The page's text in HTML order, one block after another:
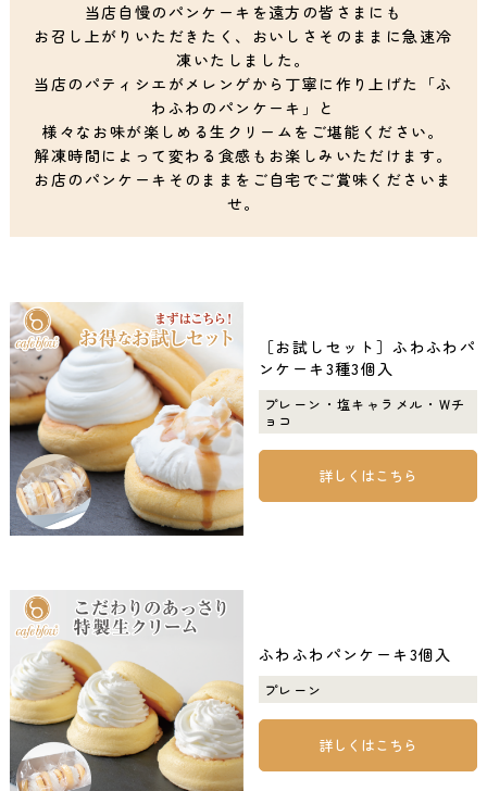
当店自慢のパンケーキを遠方の皆さまにも
お召し上がりいただきたく、おいしさそのままに急速冷
凍いたしました。
当店のパティシエがメレンゲから丁寧に作り上げた「ふ
わふわのパンケーキ」と
様々なお味が楽しめる生クリームをご堪能ください。
解凍時間によって変わる食感もお楽しみいただけます。
お店のパンケーキそのままをご自宅でご賞味くださいま
せ。
［お試しセット］ふわふわパ
ンケーキ3種3個入
プレーン・塩キャラメル・Wチ
ョコ
詳しくはこちら
ふわふわパンケーキ3個入
プレーン
詳しくはこちら